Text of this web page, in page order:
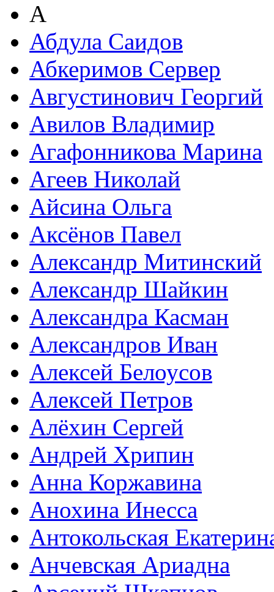
А
Абдула Саидов
Абкеримов Сервер
Августинович Георгий
Авилов Владимир
Агафонникова Марина
Агеев Николай
Айсина Ольга
Аксёнов Павел
Александр Митинский
Александр Шайкин
Александра Касман
Александров Иван
Алексей Белоусов
Алексей Петров
Алёхин Сергей
Андрей Хрипин
Анна Коржавина
Анохина Инесса
Антокольская
Анчевская Ариадна